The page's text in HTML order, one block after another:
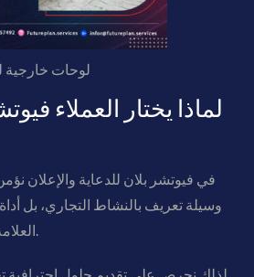
لوحات خارجية
لماذا يختار العملاء
في فيوتشر بلان للدعاية والإعلان
وسيلة تعريف بالنشاط التجاري، بل
العلامة التجارية وجذب العملاء.